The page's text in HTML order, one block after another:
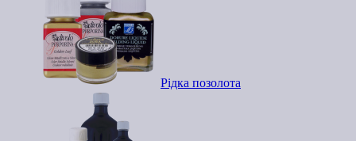
Рідка позолота